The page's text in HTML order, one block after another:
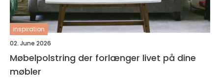
inspiration
02. June 2026
Møbelpolstring der forlænger livet på dine
møbler